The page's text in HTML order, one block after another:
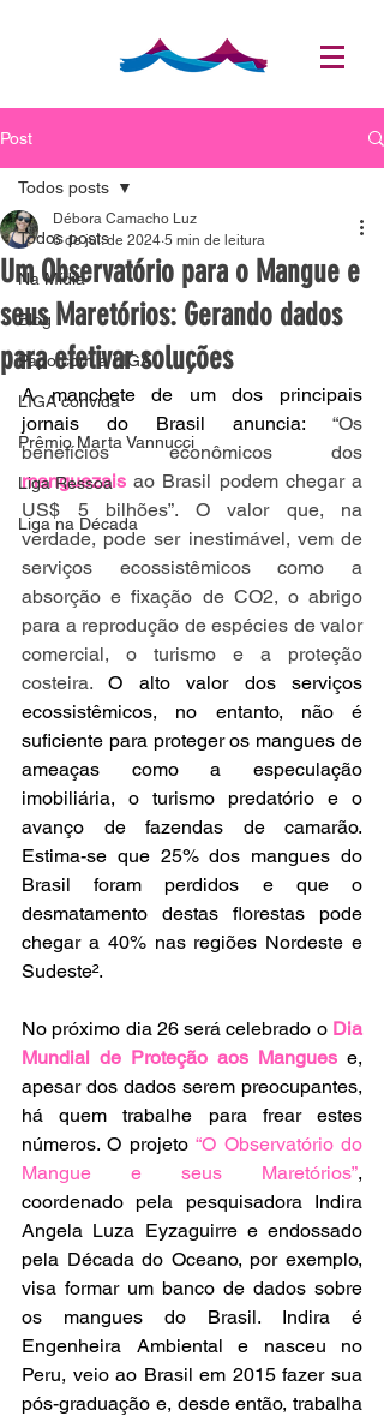
Post
Todos posts
Na Mídia
Blog
Papo com a LIGA
LIGA convida
Prêmio Marta Vannucci
Liga Ressoa
Liga na Década
Todos posts
Um Observatório para o Mangue e
seus Maretórios: Gerando dados
para efetivar soluções
Débora Camacho Luz
6 de jul. de 2024 5 min de leitura
A manchete de um dos principais
jornais do Brasil anuncia: “Os
manguezais ao Brasil podem chegar a
US$ 5 bilhões”. O valor que, na
verdade, pode ser inestimável, vem de
serviços ecossistêmicos como a
absorção e fixação de CO2, o abrigo
para a reprodução de espécies de valor
comercial, o turismo e a proteção
costeira. O alto valor dos serviços
ecossistêmicos, no entanto, não é
suficiente para proteger os mangues de
ameaças como a especulação
imobiliária, o turismo predatório e o
avanço de fazendas de camarão.
Estima-se que 25% dos mangues do
Brasil foram perdidos e que o
desmatamento destas florestas pode
chegar a 40% nas regiões Nordeste e
Sudeste².
No próximo dia 26 será celebrado o Dia
Mundial de Proteção aos Mangues e,
apesar dos dados serem preocupantes,
há quem trabalhe para frear estes
números. O projeto “O Observatório do
Mangue e seus Maretórios”,
coordenado pela pesquisadora Indira
Angela Luza Eyzaguirre e endossado
pela Década do Oceano, por exemplo,
visa formar um banco de dados sobre
os mangues do Brasil. Indira é
Engenheira Ambiental e nasceu no
Peru, veio ao Brasil em 2015 fazer sua
pós-graduação e, desde então, trabalha